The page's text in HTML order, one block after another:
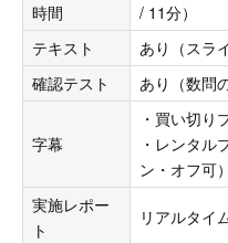
時間
/ 11分）
テキスト
あり（スラ
確認テスト
あり（数問
字幕
・買い切り
・レンタル
ン・オフ可）
実施レポー
ト
リアルタイ